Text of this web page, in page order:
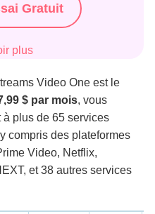
Gratuit
plus
Video One est le
$ par mois, vous
plus de 65 services
compris des plateformes
Video, Netflix,
et 38 autres services